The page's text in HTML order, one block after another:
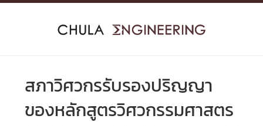
Skip
สภาวิศวกรรับรองปริญญา
ของหลักสูตรวิศวกรรมศาสตร